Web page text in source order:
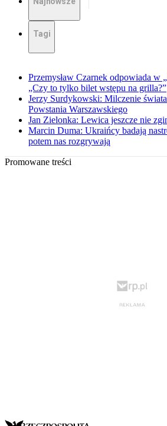
Tagi
Przemysław Czarnek odpowiada w
„Czy to tylko bilet wstępu na grilla?”
Jerzy Surdykowski: Milczenie
Powstania Warszawskiego
Jan Zielonka: Lewica jeszcze nie
Marcin Duma: Ukraińcy badają
potem nas rozgrywają
Promowane treści